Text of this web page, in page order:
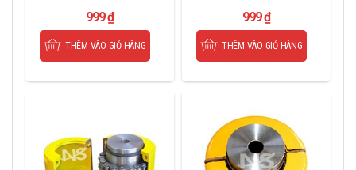
999₫
THÊM VÀO GIỎ HÀNG
999₫
THÊM VÀO GIỎ HÀNG